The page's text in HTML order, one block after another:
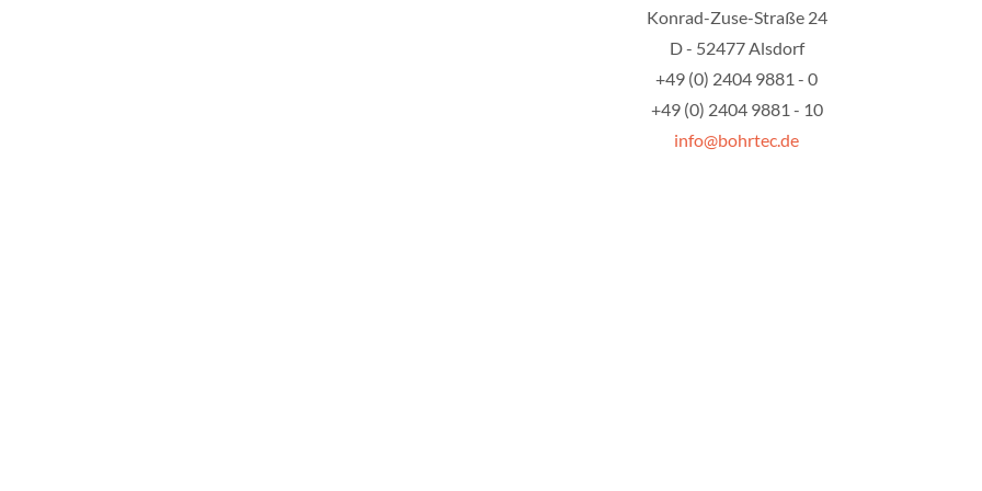
Konrad-Zuse-Straße 24
D - 52477 Alsdorf
+49 (0) 2404 9881 - 0
+49 (0) 2404 9881 - 10
info@bohrtec.de